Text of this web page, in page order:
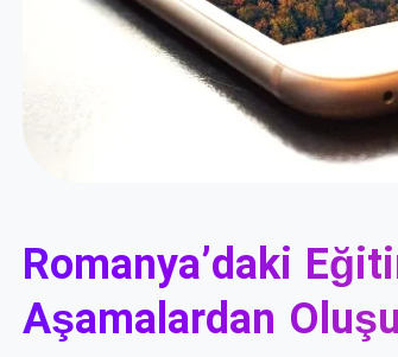
Romanya’daki
Aşamalardan